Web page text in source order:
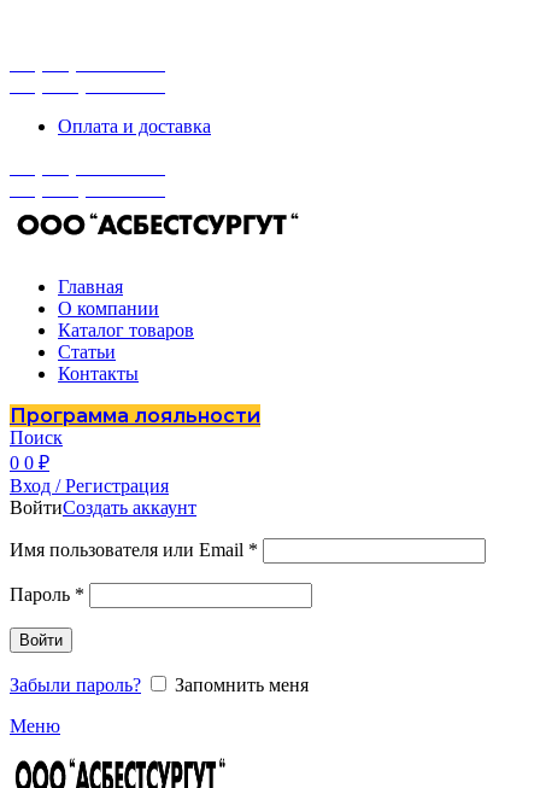
Оплата и доставка
Главная
О компании
Каталог товаров
Статьи
Контакты
Программа лояльности
Поиск
0 0 ₽
Вход / Регистрация
ВойтиСоздать аккаунт
Имя пользователя или Email *
Пароль *
Войти
Забыли пароль?
Запомнить меня
Меню